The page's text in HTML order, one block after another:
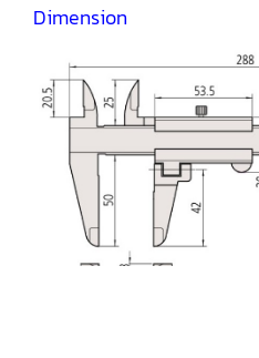
Dimension